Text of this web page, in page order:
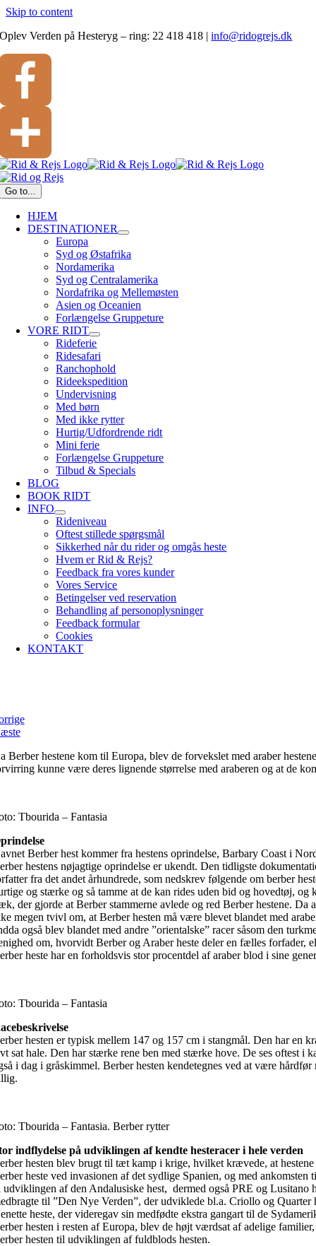
Skip to content
Oplev Verden på Hesteryg – ring: 22 418 418 |info@ridogrejs.dk
Facebook
Del
Go to...
HJEM
DESTINATIONER
Europa
Syd og Østafrika
Nordamerika
Syd og Centralamerika
Nordafrika og Mellemøsten
Asien og Oceanien
Forlængelse Gruppeture
VORE RIDT
Rideferie
Ridesafari
Ranchophold
Rideekspedition
Undervisning
Med børn
Med ikke rytter
Hurtig/Udfordrende ridt
Mini ferie
Forlængelse Gruppeture
Tilbud & Specials
BLOG
BOOK RIDT
INFO
Rideniveau
Oftest stillede spørgsmål
Sikkerhed når du rider og omgås heste
Hvem er Rid & Rejs?
Feedback fra vores kunder
Vores Service
Betingelser ved reservation
Behandling af personoplysninger
Feedback formular
Cookies
KONTAKT
Berber hestene kom til Europa, blev de forvekslet med araber
kunne være deres lignende størrelse med araberen og at de
Tbourida – Fantasia
Berber hest kommer fra hestens oprindelse, Barbary Coast i
hestens nøjagtige oprindelse er ukendt. Den tidligste
fra det andet århundrede, som nedskrev følgende om berber
og stærke og så tamme at de kan rides uden bid og hovedtøj,
der gjorde at Berber stammerne avlede og red Berber hestene.
megen tvivl om, at Berber hesten må være blevet blandet med
også blev blandet med andre ”orientalske” racer såsom den
om, hvorvidt Berber og Araber heste deler en fælles forfader,
heste har en forholdsvis stor procentdel af araber blod i sine
Tbourida – Fantasia
hesten er typisk mellem 147 og 157 cm i stangmål. Den har en
sat hale. Den har stærke rene ben med stærke hove. De ses oftest i
i dag i gråskimmel. Berber hesten kendetegnes ved at være
Tbourida – Fantasia. Berber rytter
indflydelse på udviklingen af kendte hesteracer i hele verden
hesten blev brugt til tæt kamp i krige, hvilket krævede, at
heste ved invasionen af det sydlige Spanien, og med
af den Andalusiske hest, dermed også PRE og Lusitano
til ”Den Nye Verden”, der udviklede bl.a. Criollo og
heste, der videregav sin medfødte ekstra gangart til de
hesten i resten af Europa, blev de højt værdsat af adelige
hesten til udviklingen af fuldblods hesten.